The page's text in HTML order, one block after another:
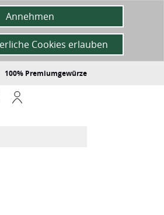
100% Premiumgewürze
Annehmen
Cookies erlauben